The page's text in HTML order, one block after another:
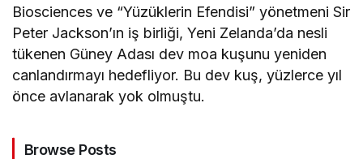
Biosciences ve “Yüzüklerin Efendisi” yönetmeni Sir
Peter Jackson’ın iş birliği, Yeni Zelanda’da nesli
tükenen Güney Adası dev moa kuşunu yeniden
canlandırmayı hedefliyor. Bu dev kuş, yüzlerce yıl
önce avlanarak yok olmuştu.
Browse Posts